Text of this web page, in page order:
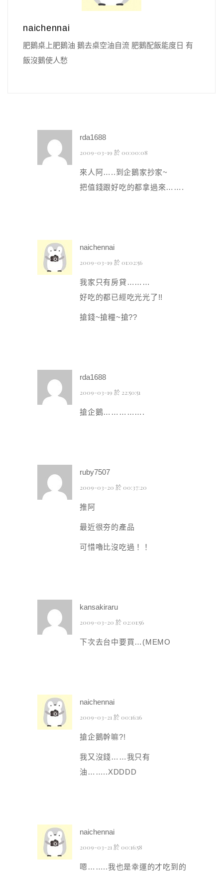
naichennai
肥鵝桌上肥鵝油 鵝去桌空油自流 肥鵝配飯能度日 有
飯沒鵝使人愁
rda1688
2009-03-19 於 00:00:08
來人阿…..到企鵝家抄家~
把值錢跟好吃的都拿過來…….
naichennai
2009-03-19 於 01:02:56
我家只有房貸………
好吃的都已經吃光光了!!
搶錢~搶糧~搶??
rda1688
2009-03-19 於 22:50:51
搶企鵝…………….
ruby7507
2009-03-20 於 00:37:20
推阿
最近很夯的產品
可惜嚕比沒吃過！！
kansakiraru
2009-03-20 於 02:01:56
下次去台中要買…(MEMO
naichennai
2009-03-21 於 00:16:16
搶企鵝幹嘛?!
我又沒錢……我只有
油……..XDDDD
naichennai
2009-03-21 於 00:16:58
嗯……..我也是幸運的才吃到的